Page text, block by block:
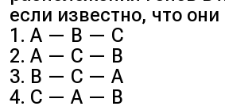
только два типа
клеток.
Ответ: 2.
если известно, что
1. А — В — С
2. А — С — В
3. В — С — А
4. С — А — В